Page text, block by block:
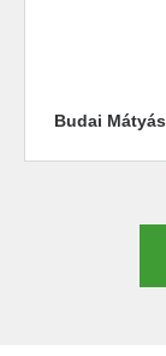
Budai Mátyás